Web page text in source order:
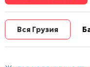
Вся Грузия